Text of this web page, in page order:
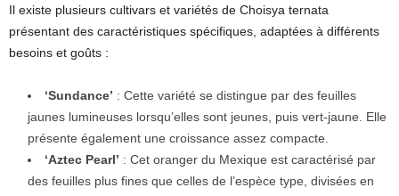
Il existe plusieurs cultivars et variétés de Choisya ternata
présentant des caractéristiques spécifiques, adaptées à différents
besoins et goûts :
‘Sundance’ : Cette variété se distingue par des feuilles
jaunes lumineuses lorsqu’elles sont jeunes, puis vert-jaune. Elle
présente également une croissance assez compacte.
‘Aztec Pearl’ : Cet oranger du Mexique est caractérisé par
des feuilles plus fines que celles de l’espèce type, divisées en